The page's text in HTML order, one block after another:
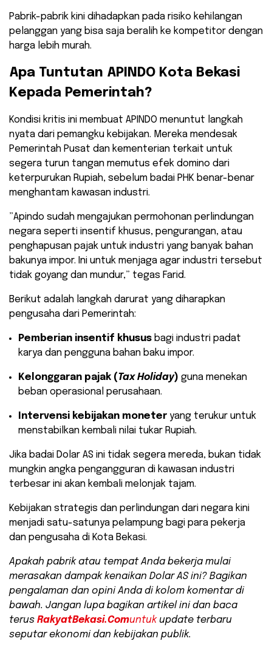
Pabrik-pabrik kini dihadapkan pada risiko kehilangan
pelanggan yang bisa saja beralih ke kompetitor dengan
harga lebih murah.
​Apa Tuntutan APINDO Kota Bekasi
Kepada Pemerintah?
​Kondisi kritis ini membuat APINDO menuntut langkah
nyata dari pemangku kebijakan. Mereka mendesak
Pemerintah Pusat dan kementerian terkait untuk
segera turun tangan memutus efek domino dari
keterpurukan Rupiah, sebelum badai PHK benar-benar
menghantam kawasan industri.
​”Apindo sudah mengajukan permohonan perlindungan
negara seperti insentif khusus, pengurangan, atau
penghapusan pajak untuk industri yang banyak bahan
bakunya impor. Ini untuk menjaga agar industri tersebut
tidak goyang dan mundur,” tegas Farid.
​Berikut adalah langkah darurat yang diharapkan
pengusaha dari Pemerintah:
Pemberian insentif khusus bagi industri padat
karya dan pengguna bahan baku impor.
Kelonggaran pajak (Tax Holiday) guna menekan
beban operasional perusahaan.
Intervensi kebijakan moneter yang terukur untuk
menstabilkan kembali nilai tukar Rupiah.
​Jika badai Dolar AS ini tidak segera mereda, bukan tidak
mungkin angka pengangguran di kawasan industri
terbesar ini akan kembali melonjak tajam.
Kebijakan strategis dan perlindungan dari negara kini
menjadi satu-satunya pelampung bagi para pekerja
dan pengusaha di Kota Bekasi.
Apakah pabrik atau tempat Anda bekerja mulai
merasakan dampak kenaikan Dolar AS ini? Bagikan
pengalaman dan opini Anda di kolom komentar di
bawah. Jangan lupa bagikan artikel ini dan baca
terus RakyatBekasi.Comuntukupdate terbaru
seputar ekonomi dan kebijakan publik.